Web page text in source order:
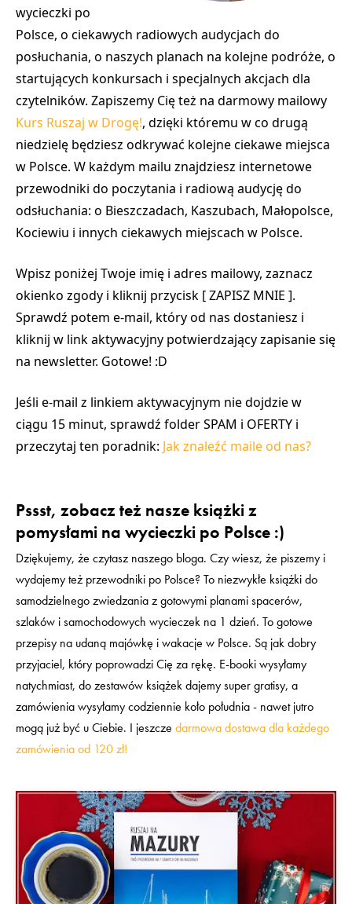
wycieczki po
Polsce, o ciekawych radiowych audycjach do
posłuchania, o naszych planach na kolejne podróże, o
startujących konkursach i specjalnych akcjach dla
czytelników. Zapiszemy Cię też na darmowy mailowy
Kurs Ruszaj w Drogę!, dzięki któremu w co drugą
niedzielę będziesz odkrywać kolejne ciekawe miejsca
w Polsce. W każdym mailu znajdziesz internetowe
przewodniki do poczytania i radiową audycję do
odsłuchania: o Bieszczadach, Kaszubach, Małopolsce,
Kociewiu i innych ciekawych miejscach w Polsce.
Wpisz poniżej Twoje imię i adres mailowy, zaznacz
okienko zgody i kliknij przycisk [ ZAPISZ MNIE ].
Sprawdź potem e-mail, który od nas dostaniesz i
kliknij w link aktywacyjny potwierdzający zapisanie się
na newsletter. Gotowe! :D
Jeśli e-mail z linkiem aktywacyjnym nie dojdzie w
ciągu 15 minut, sprawdź folder SPAM i OFERTY i
przeczytaj ten poradnik: Jak znaleźć maile od nas?
Pssst, zobacz też nasze książki z
pomysłami na wycieczki po Polsce :)
Dziękujemy, że czytasz naszego bloga. Czy wiesz, że piszemy i
wydajemy też przewodniki po Polsce? To niezwykłe książki do
samodzielnego zwiedzania z gotowymi planami spacerów,
szlaków i samochodowych wycieczek na 1 dzień. To gotowe
przepisy na udaną majówkę i wakacje w Polsce. Są jak dobry
przyjaciel, który poprowadzi Cię za rękę. E-booki wysyłamy
natychmiast, do zestawów książek dajemy super gratisy, a
zamówienia wysyłamy codziennie koło południa - nawet jutro
mogą już być u Ciebie. I jeszcze darmowa dostawa dla każdego
zamówienia od 120 zł!